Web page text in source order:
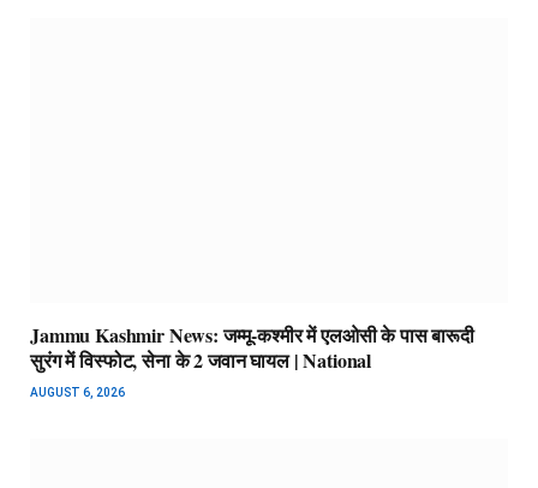
Jammu Kashmir News: जम्मू-कश्मीर में एलओसी के पास बारूदी
सुरंग में विस्फोट, सेना के 2 जवान घायल | National
AUGUST 6, 2026